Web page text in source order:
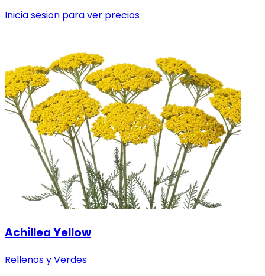
Inicia sesion para ver precios
Achillea Yellow
Rellenos y Verdes